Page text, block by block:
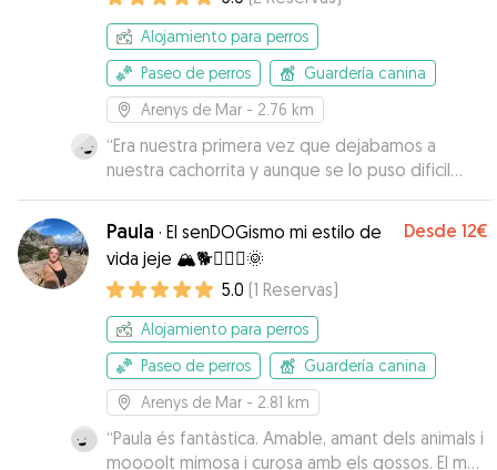
Alojamiento para perros
Paseo de perros
Guardería canina
Arenys de Mar - 2.76 km
“Era nuestra primera vez que dejabamos a
nuestra cachorrita y aunque se lo puso dificil
Nahuel hizo todo lo posible para que se sintiera
como en casa e informandonos en cada
momento! Si tendría ocasión repetiría! Muy
responsable y se nota que ama a los animales!
Paula · El senDOGismo mi estilo de
vida jeje 🏔️🐕🏃🏽‍♀️🌞
Desde 12€
5.0 (1 Reservas)
Alojamiento para perros
Paseo de perros
Guardería canina
Arenys de Mar - 2.81 km
“Paula és fantàstica. Amable, amant dels animals i
moooolt mimosa i curosa amb els gossos. El meu